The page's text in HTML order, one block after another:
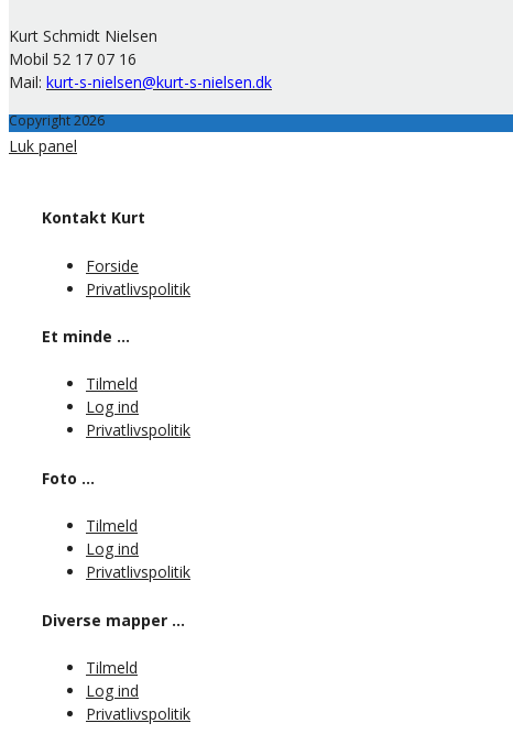
Kurt Schmidt Nielsen
Mobil 52 17 07 16
Mail: kurt-s-nielsen@kurt-s-nielsen.dk
Copyright 2026
Luk panel
Kontakt Kurt
Forside
Privatlivspolitik
Et minde …
Tilmeld
Log ind
Privatlivspolitik
Foto …
Tilmeld
Log ind
Privatlivspolitik
Diverse mapper …
Tilmeld
Log ind
Privatlivspolitik